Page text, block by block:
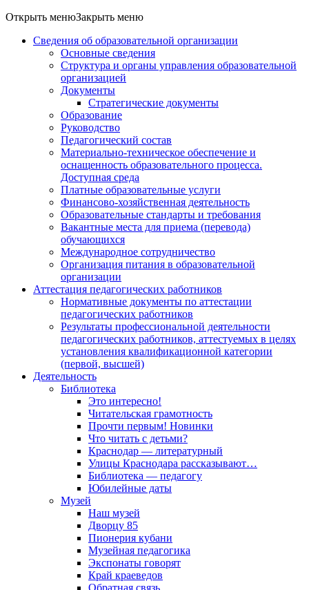
Открыть менюЗакрыть меню
Сведения об образовательной организации
Основные сведения
Структура и органы управления образовательной
организацией
Документы
Стратегические документы
Образование
Руководство
Педагогический состав
Материально-техническое обеспечение и
оснащенность образовательного процесса.
Доступная среда
Платные образовательные услуги
Финансово-хозяйственная деятельность
Образовательные стандарты и требования
Вакантные места для приема (перевода)
обучающихся
Международное сотрудничество
Организация питания в образовательной
организации
Аттестация педагогических работников
Нормативные документы по аттестации
педагогических работников
Результаты профессиональной деятельности
педагогических работников, аттестуемых в целях
установления квалификационной категории
(первой, высшей)
Деятельность
Библиотека
Это интересно!
Читательская грамотность
Прочти первым! Новинки
Что читать с детьми?
Краснодар — литературный
Улицы Краснодара рассказывают…
Библиотека — педагогу
Юбилейные даты
Музей
Наш музей
Дворцу 85
Пионерия кубани
Музейная педагогика
Экспонаты говорят
Край краеведов
Обратная связь